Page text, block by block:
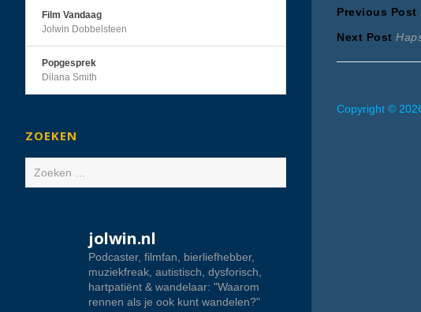
Film Vandaag
Jolwin Dobbelsteen
Popgesprek
Dilana Smith
ZOEKEN
Zoeken
naar:
jolwin.nl
Podcaster, filmfan, bierliefhebber,
muziekfreak, autistisch, dysforisch,
hartpatiënt & wandelaar: "Waarom
rennen als je ook kunt wandelen?"
Bericht
Previous Post
Next Post
Copyright ©